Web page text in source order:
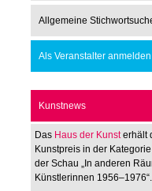
Allgemeine
Als Veranstalter anmelden
Kunstnews
Das Haus der Kunsterhält
Kunstpreis in der
der Schau „In anderen
Künstlerinnen 1956–1976“.